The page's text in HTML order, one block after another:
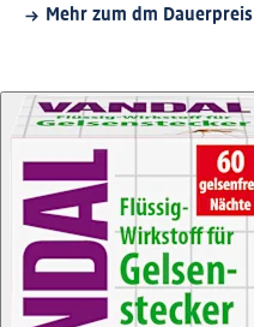
Mehr zum dm Dauerpreis